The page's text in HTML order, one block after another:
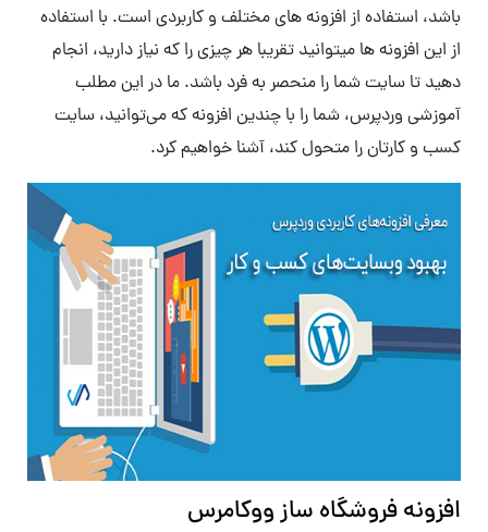
باشد، استفاده از افزونه های مختلف و کاربردی است. با استفاده
از این افزونه ‌ها میتوانید تقریبا هر چیزی را که نیاز دارید، انجام
دهید تا سایت شما را منحصر به فرد باشد. ما در این مطلب
آموزشی وردپرس، شما را با چندین افزونه که می‌توانید، سایت
کسب و کارتان را متحول کند، آشنا خواهیم کرد.
افزونه فروشگاه ساز ووکامرس